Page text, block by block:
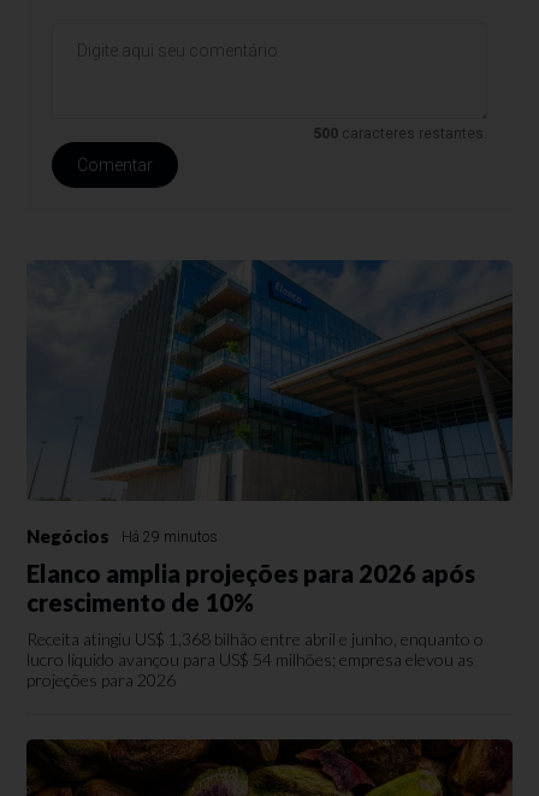
500 caracteres restantes.
Comentar
Negócios Há 29 minutos
Elanco amplia projeções para 2026 após
crescimento de 10%
Receita atingiu US$ 1,368 bilhão entre abril e junho, enquanto o
lucro líquido avançou para US$ 54 milhões; empresa elevou as
projeções para 2026